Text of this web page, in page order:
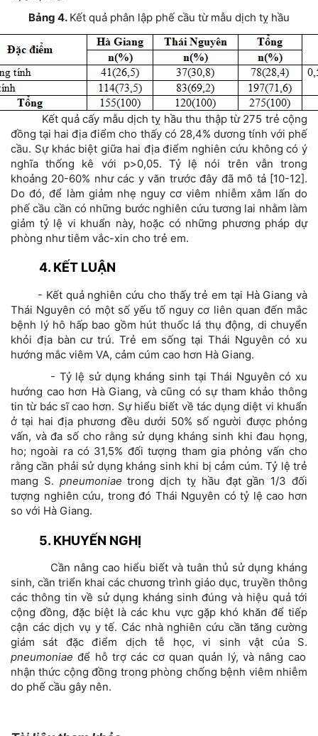
Bảng 4. Kết quả phân lập phế cầu từ mẫu dịch tỵ hầu
Kết quả cấy mẫu dịch tỵ hầu thu thập từ 275 trẻ cộng
đồng tại hai địa điểm cho thấy có 28,4% dương tính với phế
cầu. Sự khác biệt giữa hai địa điểm nghiên cứu không có ý
nghĩa thống kê với p>0,05. Tỷ lệ nói trên vẫn trong
khoảng 20-60% như các y văn trước đây đã mô tả [10-12].
Do đó, để làm giảm nhẹ nguy cơ viêm nhiễm xâm lấn do
phế cầu cần có những bước nghiên cứu tương lai nhằm làm
giảm tỷ lệ vi khuẩn này, hoặc có những phương pháp dự
phòng như tiêm vắc-xin cho trẻ em.
4. KẾT LUẬN
- Kết quả nghiên cứu cho thấy trẻ em tại Hà Giang và
Thái Nguyên có một số yếu tố nguy cơ liên quan đến mắc
bệnh lý hô hấp bao gồm hút thuốc lá thụ động, di chuyển
khỏi địa bàn cư trú. Trẻ em sống tại Thái Nguyên có xu
hướng mắc viêm VA, cảm cúm cao hơn Hà Giang.
- Tỷ lệ sử dụng kháng sinh tại Thái Nguyên có xu
hướng cao hơn Hà Giang, và cũng có sự tham khảo thông
tin từ bác sĩ cao hơn. Sự hiểu biết về tác dụng diệt vi khuẩn
ở tại hai địa phương đều dưới 50% số người được phỏng
vấn, và đa số cho rằng sử dụng kháng sinh khi đau họng,
ho; ngoài ra có 31,5% đối tượng tham gia phỏng vấn cho
rằng cần phải sử dụng kháng sinh khi bị cảm cúm. Tỷ lệ trẻ
mang S. pneumoniaetrong dịch tỵ hầu đạt gần 1/3 đối
tượng nghiên cứu, trong đó Thái Nguyên có tỷ lệ cao hơn
so với Hà Giang.
5. KHUYẾN NGHỊ
Cần nâng cao hiểu biết và tuân thủ sử dụng kháng
sinh, cần triển khai các chương trình giáo dục, truyền thông
các thông tin về sử dụng kháng sinh đúng và hiệu quả tới
cộng đồng, đặc biệt là các khu vực gặp khó khăn để tiếp
cận các dịch vụ y tế. Các nhà nghiên cứu cần tăng cường
giám sát đặc điểm dịch tễ học, vi sinh vật của S.
pneumoniae để hỗ trợ các cơ quan quản lý, và nâng cao
nhận thức cộng đồng trong phòng chống bệnh viêm nhiễm
do phế cầu gây nên.